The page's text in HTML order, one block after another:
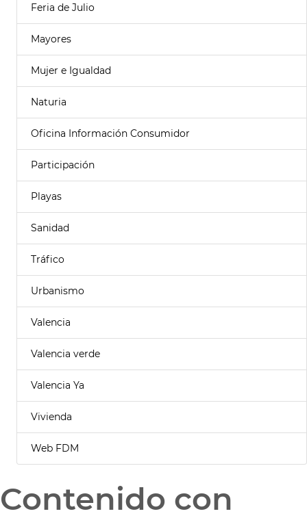
Feria de Julio
Mayores
Mujer e Igualdad
Naturia
Oficina Información Consumidor
Participación
Playas
Sanidad
Tráfico
Urbanismo
Valencia
Valencia verde
Valencia Ya
Vivienda
Web FDM
Contenido con